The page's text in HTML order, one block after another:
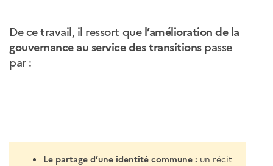
De ce travail, il ressort quel’amélioration de la
gouvernance au service des transitions passe
par :
Le partage d’une identité commune : un récit